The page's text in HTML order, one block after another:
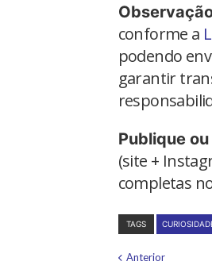
conforme a
podendo
garantir
Publique
(site +
completas
TAGS
Anterior